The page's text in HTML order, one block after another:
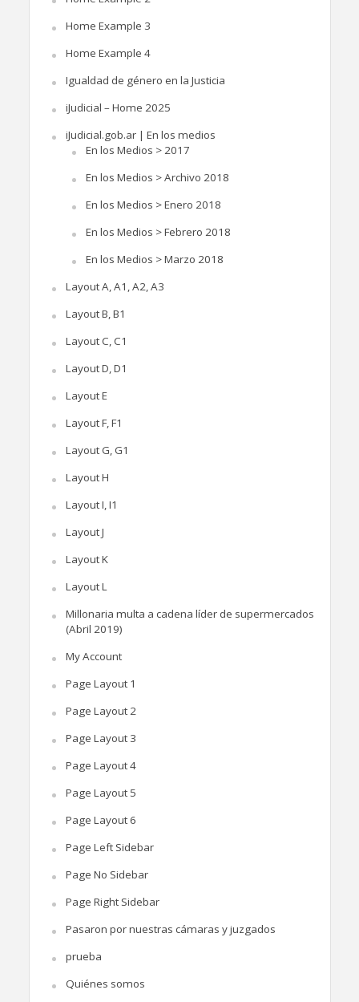
Home Example 3
Home Example 4
Igualdad de género en la Justicia
iJudicial – Home 2025
iJudicial.gob.ar | En los medios
En los Medios > 2017
En los Medios > Archivo 2018
En los Medios > Enero 2018
En los Medios > Febrero 2018
En los Medios > Marzo 2018
Layout A, A1, A2, A3
Layout B, B1
Layout C, C1
Layout D, D1
Layout E
Layout F, F1
Layout G, G1
Layout H
Layout I, I1
Layout J
Layout K
Layout L
Millonaria multa a cadena líder de supermercados
(Abril 2019)
My Account
Page Layout 1
Page Layout 2
Page Layout 3
Page Layout 4
Page Layout 5
Page Layout 6
Page Left Sidebar
Page No Sidebar
Page Right Sidebar
Pasaron por nuestras cámaras y juzgados
prueba
Quiénes somos